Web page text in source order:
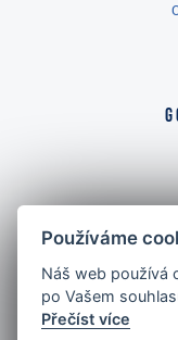
Používáme
Náš web používá
po Vašem
Přečíst více